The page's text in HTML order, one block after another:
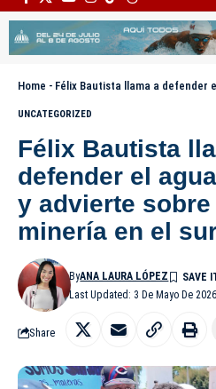
Home - Félix Bautista llama a defender el agua en San
UNCATEGORIZED
Félix Bautista
defender el
y advierte
minería en el
Last Updated: 3 De Mayo De
ByANA LAURA LÓPEZ
Share